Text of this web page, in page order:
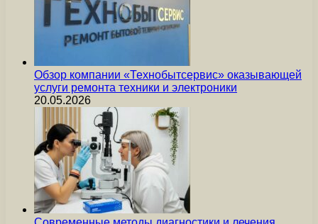
Обзор компании «Технобытсервис» оказывающей
услуги ремонта техники и электроники
20.05.2026